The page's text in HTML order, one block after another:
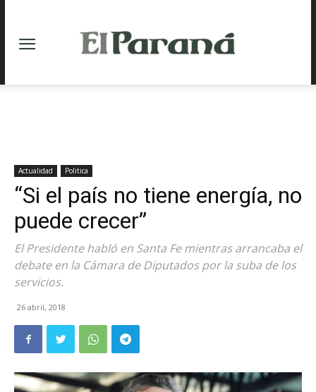
Actualidad Politica
“Si el país no tiene energía, no
puede crecer”
El Presidente habló en Santa Fe mientras arrancaba el
debate en la Cámara de Diputados por la suba de los
servicios.
26 abril, 2018